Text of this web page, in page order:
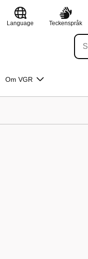
Language Teckenspråk
Om VGR